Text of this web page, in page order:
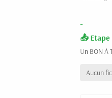
-
Un BON À
Aucun